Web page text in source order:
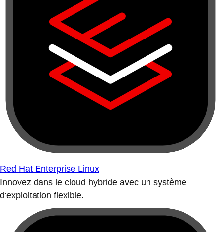
Red Hat Enterprise Linux
Innovez dans le cloud hybride avec un système
d'exploitation flexible.